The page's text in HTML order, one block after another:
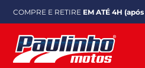
COMPRE E RETIRE EM ATÉ 4H